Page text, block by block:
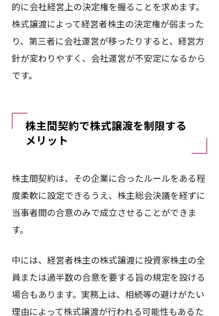
的に会社経営上の決定権を握ることを求めます。
株式譲渡によって経営者株主の決定権が弱まった
り、第三者に会社運営が移ったりすると、経営方
針が変わりやすく、会社運営が不安定になるから
です。
株主間契約で株式譲渡を制限する
メリット
株主間契約は、その企業に合ったルールをある程
度柔軟に設定できるうえ、株主総会決議を経ずに
当事者間の合意のみで成立させることができま
す。
中には、経営者株主の株式譲渡に投資家株主の全
員または過半数の合意を要する旨の規定を設ける
場合もあります。実務上は、相続等の避けがたい
理由によって株式譲渡が行われる可能性もあるた